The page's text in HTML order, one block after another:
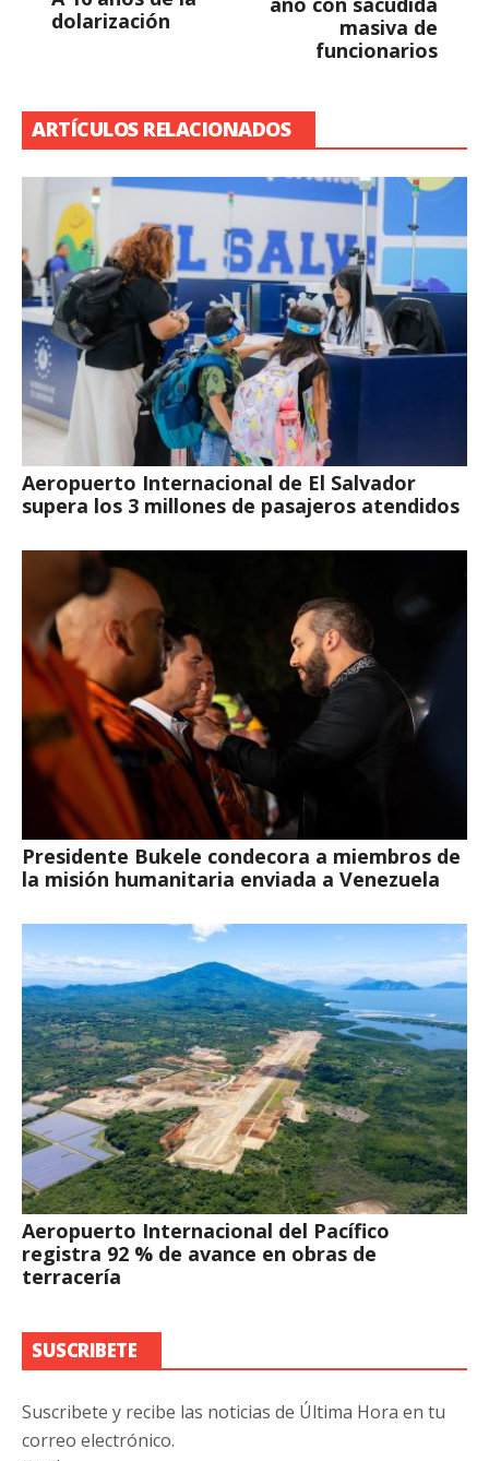
dolarización
masiva de
funcionarios
ARTÍCULOS RELACIONADOS
Aeropuerto Internacional de El Salvador
supera los 3 millones de pasajeros atendidos
Presidente Bukele condecora a miembros de
la misión humanitaria enviada a Venezuela
Aeropuerto Internacional del Pacífico
registra 92 % de avance en obras de
terracería
SUSCRIBETE
Suscribete y recibe las noticias de Última Hora en tu
correo electrónico.